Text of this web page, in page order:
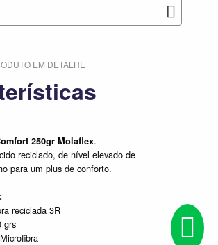
EM DETALHE
250gr Molaflex.
reciclado, de nível elevado de
para um plus de conforto.
reciclada 3R
grs